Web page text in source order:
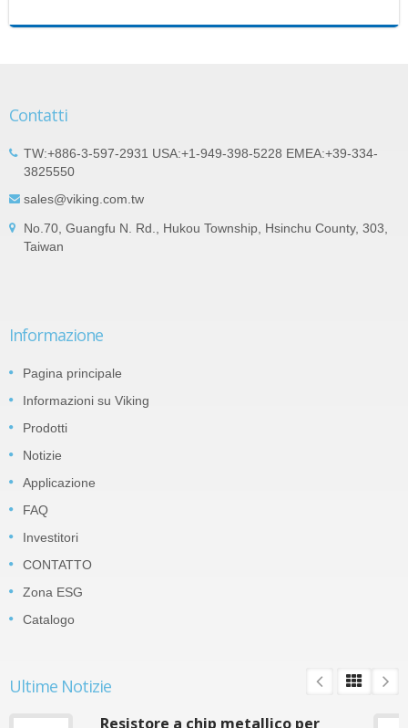
Contatti
TW:+886-3-597-2931 USA:+1-949-398-5228 EMEA:+39-334-
3825550
sales@viking.com.tw
No.70, Guangfu N. Rd., Hukou Township, Hsinchu County, 303,
Taiwan
Informazione
Pagina principale
Informazioni su Viking
Prodotti
Notizie
Applicazione
FAQ
Investitori
CONTATTO
Zona ESG
Catalogo
Ultime Notizie
Resistore a chip metallico per